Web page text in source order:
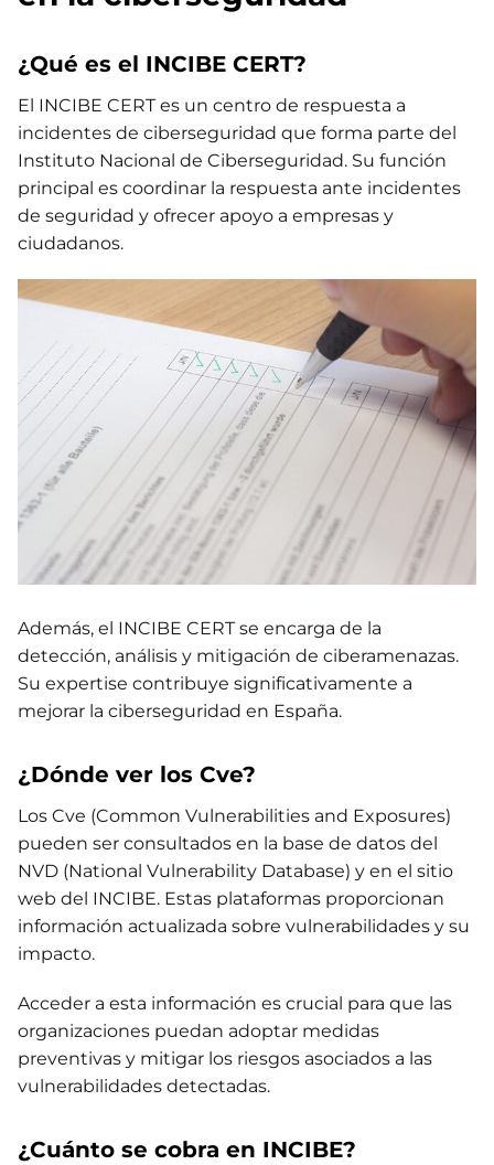
¿Qué es el INCIBE CERT?
El INCIBE CERT es un centro de respuesta a
incidentes de ciberseguridad que forma parte del
Instituto Nacional de Ciberseguridad. Su función
principal es coordinar la respuesta ante incidentes
de seguridad y ofrecer apoyo a empresas y
ciudadanos.
Además, el INCIBE CERT se encarga de la
detección, análisis y mitigación de ciberamenazas.
Su expertise contribuye significativamente a
mejorar la ciberseguridad en España.
¿Dónde ver los Cve?
Los Cve (Common Vulnerabilities and Exposures)
pueden ser consultados en la base de datos del
NVD (National Vulnerability Database) y en el sitio
web del INCIBE. Estas plataformas proporcionan
información actualizada sobre vulnerabilidades y su
impacto.
Acceder a esta información es crucial para que las
organizaciones puedan adoptar medidas
preventivas y mitigar los riesgos asociados a las
vulnerabilidades detectadas.
¿Cuánto se cobra en INCIBE?